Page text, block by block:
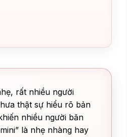
rất nhiều người
thật sự hiểu rõ bản
nhiều người băn
là nhẹ nhàng hay